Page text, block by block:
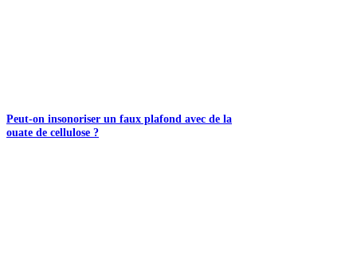
Peut-on insonoriser un faux plafond avec de la
ouate de cellulose ?